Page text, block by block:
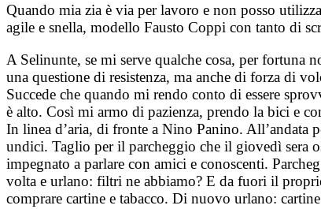
Quando mia zia è via per lavoro e non posso
agile e snella, modello Fausto Coppi con tanto di
A Selinunte, se mi serve qualche cosa, per fortuna
una questione di resistenza, ma anche di forza di
Succede che quando mi rendo conto di essere
è alto. Così mi armo di pazienza, prendo la bici e
In linea d’aria, di fronte a Nino Panino. All’andata
undici. Taglio per il parcheggio che il giovedì sera
impegnato a parlare con amici e conoscenti.
volta e urlano: filtri ne abbiamo? E da fuori il
comprare cartine e tabacco. Di nuovo urlano: